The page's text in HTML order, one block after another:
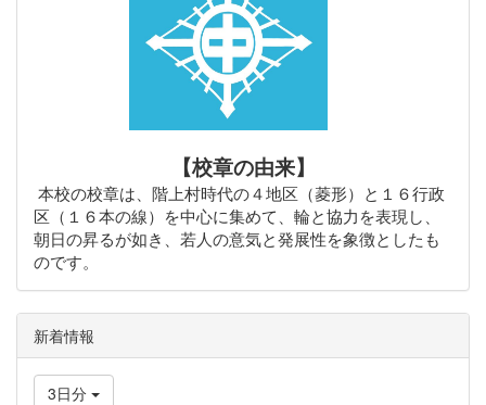
【校章の由来】
本校の校章は、階上村時代の４地区（菱形）と１６行政
区（１６本の線）を中心に集めて、輪と協力を表現し、
朝日の昇るが如き、若人の意気と発展性を象徴としたも
のです。
新着情報
3日分